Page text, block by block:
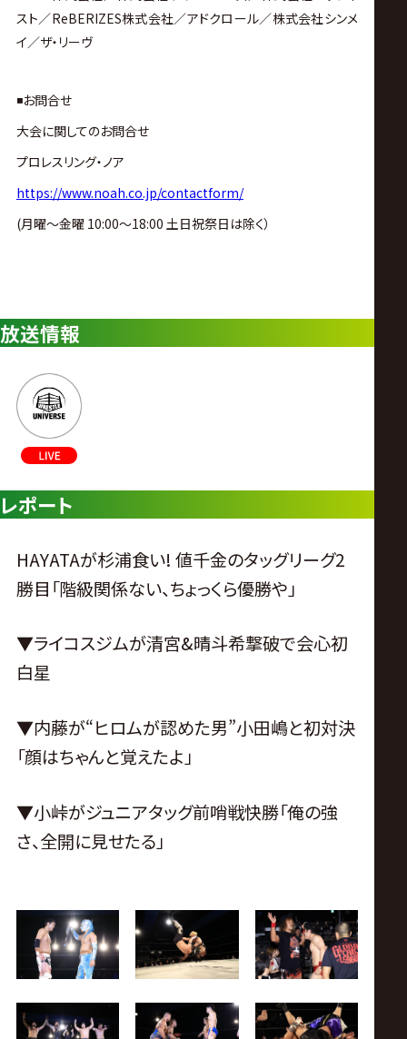
スト／ReBERIZES株式会社／アドクロール／株式会社シンメ
イ／ザ・リーヴ
◾️お問合せ
大会に関してのお問合せ
プロレスリング・ノア
https://www.noah.co.jp/contactform/
(月曜〜金曜 10:00〜18:00 土日祝祭日は除く）
放送情報
レポート
HAYATAが杉浦食い! 値千金のタッグリーグ2
勝目「階級関係ない、ちょっくら優勝や」
▼ライコスジムが清宮&晴斗希撃破で会心初
白星
▼内藤が“ヒロムが認めた男”小田嶋と初対決
「顔はちゃんと覚えたよ」
▼小峠がジュニアタッグ前哨戦快勝「俺の強
さ、全開に見せたる」